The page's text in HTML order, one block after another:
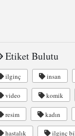
Etiket Bulutu
ilginç insan
video komik
resim kadın
hastalık ilginç